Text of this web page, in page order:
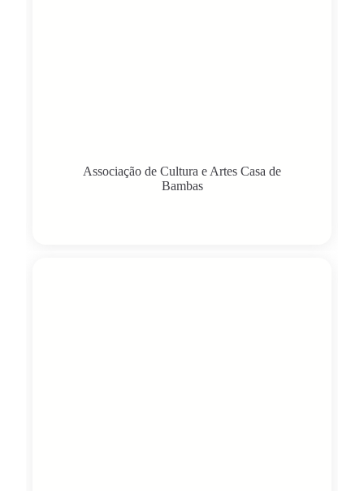
Associação de Cultura e Artes Casa de
Bambas